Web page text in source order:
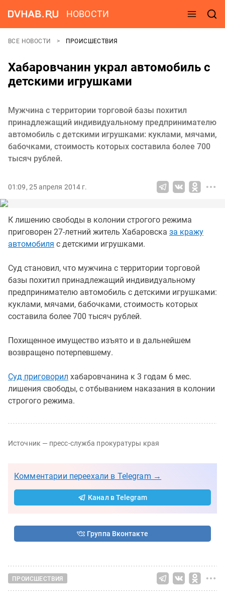
НОВОСТИ
ВСЕ НОВОСТИ ПРОИСШЕСТВИЯ
Хабаровчанин украл автомобиль с
детскими игрушками
Мужчина с территории торговой базы похитил
принадлежащий индивидуальному предпринимателю
автомобиль с детскими игрушками: куклами, мячами,
бабочками, стоимость которых составила более 700
тысяч рублей.
01:09, 25 апреля 2014 г.
К лишению свободы в колонии строгого режима
приговорен 27-летний житель Хабаровска за кражу
автомобиля с детскими игрушками.
Суд становил, что мужчина с территории торговой
базы похитил принадлежащий индивидуальному
предпринимателю автомобиль с детскими игрушками:
куклами, мячами, бабочками, стоимость которых
составила более 700 тысяч рублей.
Похищенное имущество изъято и в дальнейшем
возвращено потерпевшему.
Суд приговорил хабаровчанина к 3 годам 6 мес.
лишения свободы, с отбыванием наказания в колонии
строгого режима.
Источник — пресс-служба прокуратуры края
Комментарии переехали в Telegram →
Канал в Telegram
Группа Вконтакте
ПРОИСШЕСТВИЯ